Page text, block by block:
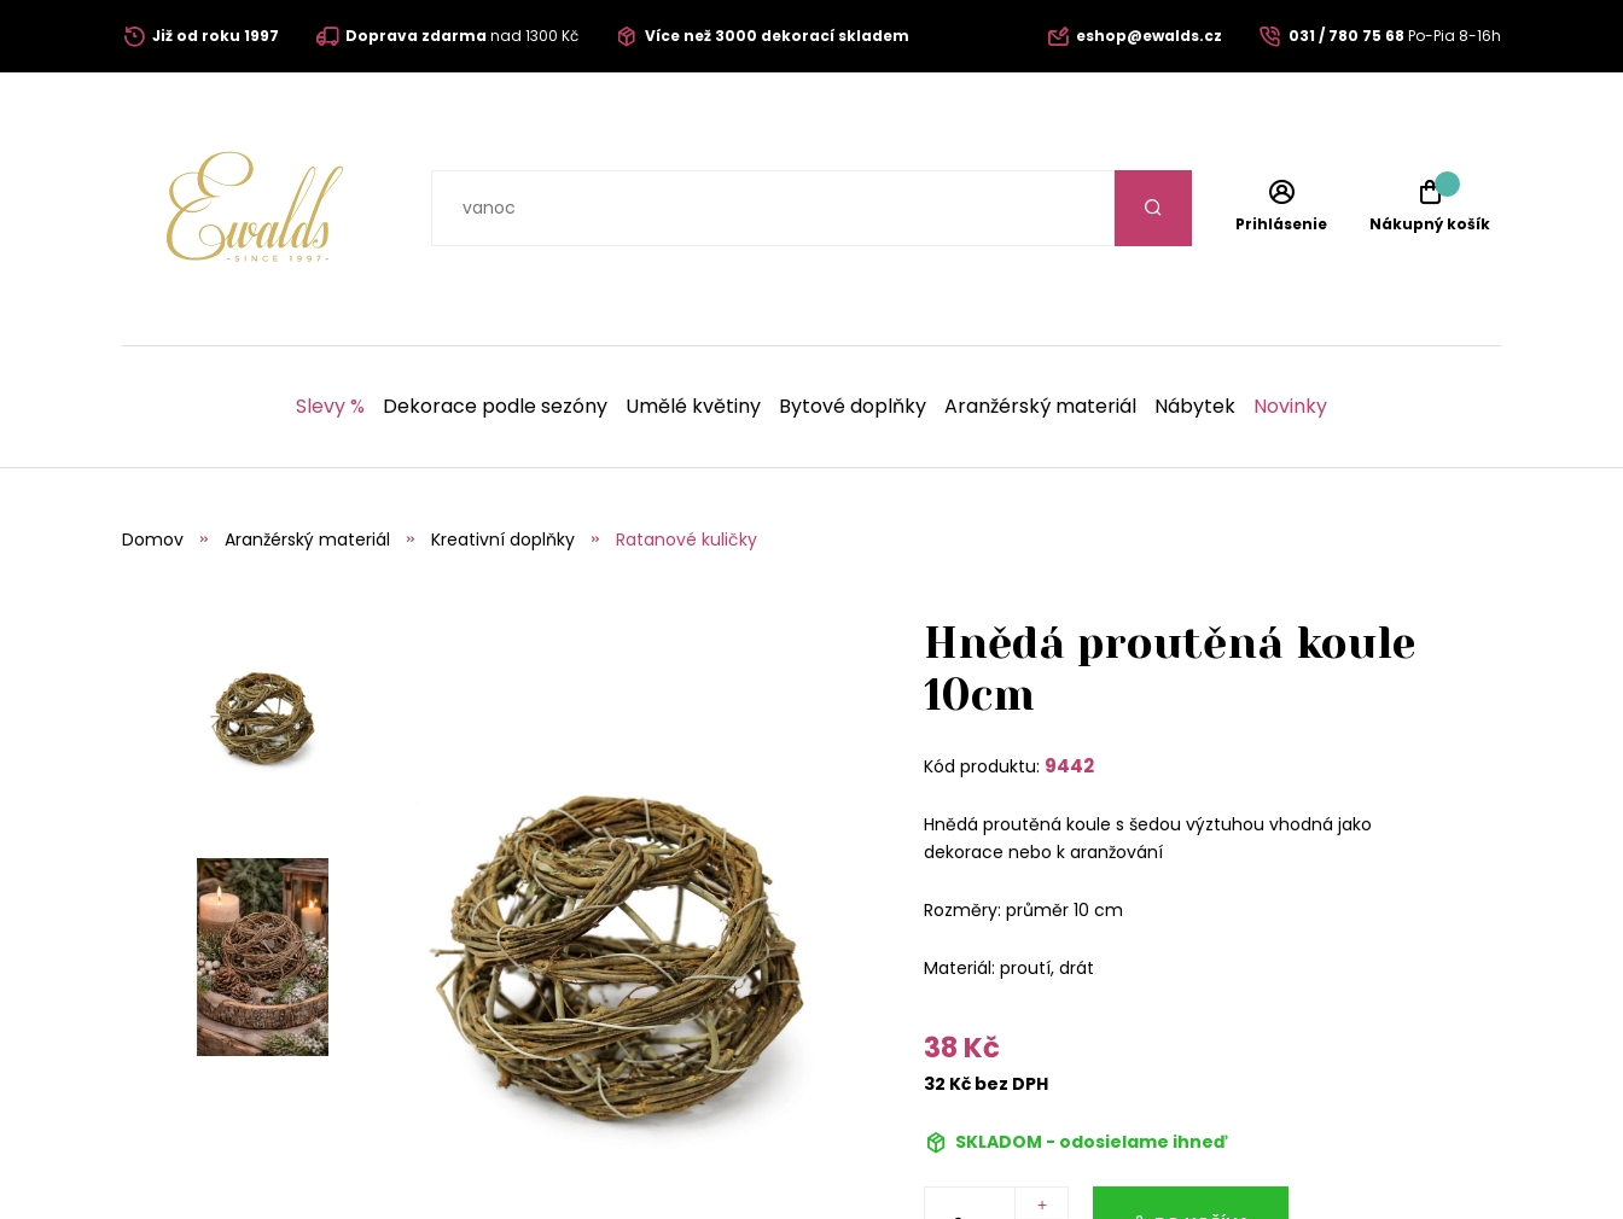
Již od roku 1997 Doprava zdarmanad 1300 Kč Více než 3000 dekorací skladem eshop@ewalds.cz 031 / 780 75 68 Po-Pia 8-16h
Prihlásenie Nákupný košík
Slevy % Dekorace podle sezóny Umělé květiny Bytové doplňky Aranžérský materiál Nábytek Novinky
Domov Aranžérský materiál Kreativní doplňky Ratanové kuličky
Hnědá proutěná koule
10cm
Kód produktu: 9442
Hnědá proutěná koule s šedou výztuhou vhodná jako
dekorace nebo k aranžování
Rozměry: průměr 10 cm
Materiál: proutí, drát
38 Kč
32 Kč bez DPH
SKLADOM - odosielame ihneď
+